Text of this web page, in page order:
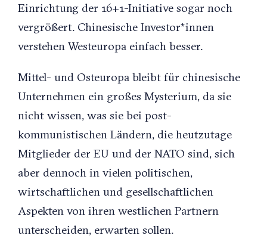
Einrichtung der 16+1-Initiative sogar noch
vergrößert. Chinesische Investor*innen
verstehen Westeuropa einfach besser.
Mittel- und Osteuropa bleibt für chinesische
Unternehmen ein großes Mysterium, da sie
nicht wissen, was sie bei post-
kommunistischen Ländern, die heutzutage
Mitglieder der EU und der NATO sind, sich
aber dennoch in vielen politischen,
wirtschaftlichen und gesellschaftlichen
Aspekten von ihren westlichen Partnern
unterscheiden, erwarten sollen.